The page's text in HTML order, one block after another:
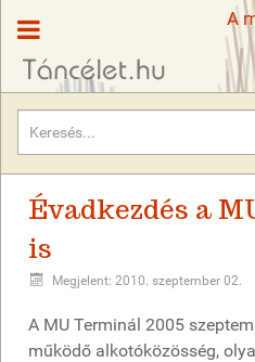
A
Évadkezdés a
is
Megjelent: 2010. szeptember 02.
A MU Terminál 2005
működő alkotóközösség,